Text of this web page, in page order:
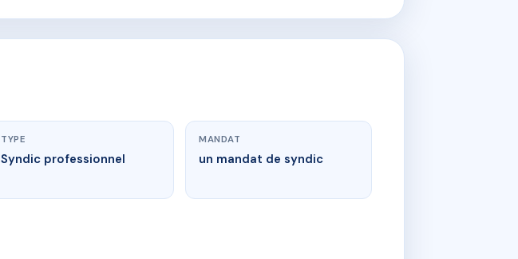
TYPE
Syndic professionnel
MANDAT
un mandat de syndic